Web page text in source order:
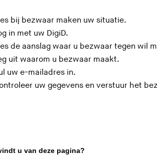
bij bezwaar maken uw situatie.
in met uw DigiD.
de aanslag waar u bezwaar tegen wil
uit waarom u bezwaar maakt.
uw e-mailadres in.
uw gegevens en verstuur het
u van deze pagina?